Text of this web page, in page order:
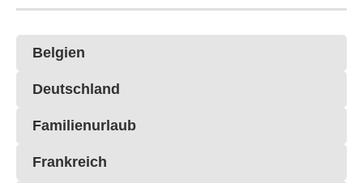
Belgien
Deutschland
Familienurlaub
Frankreich